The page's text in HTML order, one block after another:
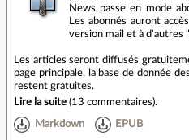
News passe en mode
Les abonnés auront
version mail et à
Les articles seront diffusés
page principale, la base de donnée
restent gratuites.
Lire la suite (13 commentaires).
Markdown EPUB